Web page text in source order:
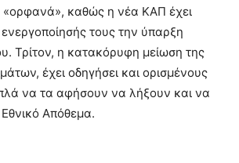
καθώς η νέα ΚΑΠ έχει
τους την ύπαρξη
Τρίτον, η κατακόρυφη µείωση της
έχει οδηγήσει και ορισµένους
να τα αφήσουν να λήξουν και να
Απόθεµα.